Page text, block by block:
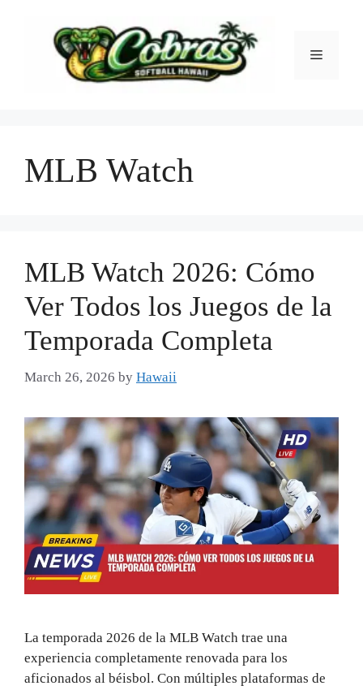
Menu
MLB Watch
MLB Watch 2026: Cómo
Ver Todos los Juegos de la
Temporada Completa
March 26, 2026 by Hawaii
La temporada 2026 de la MLB Watch trae una
experiencia completamente renovada para los
aficionados al béisbol. Con múltiples plataformas de